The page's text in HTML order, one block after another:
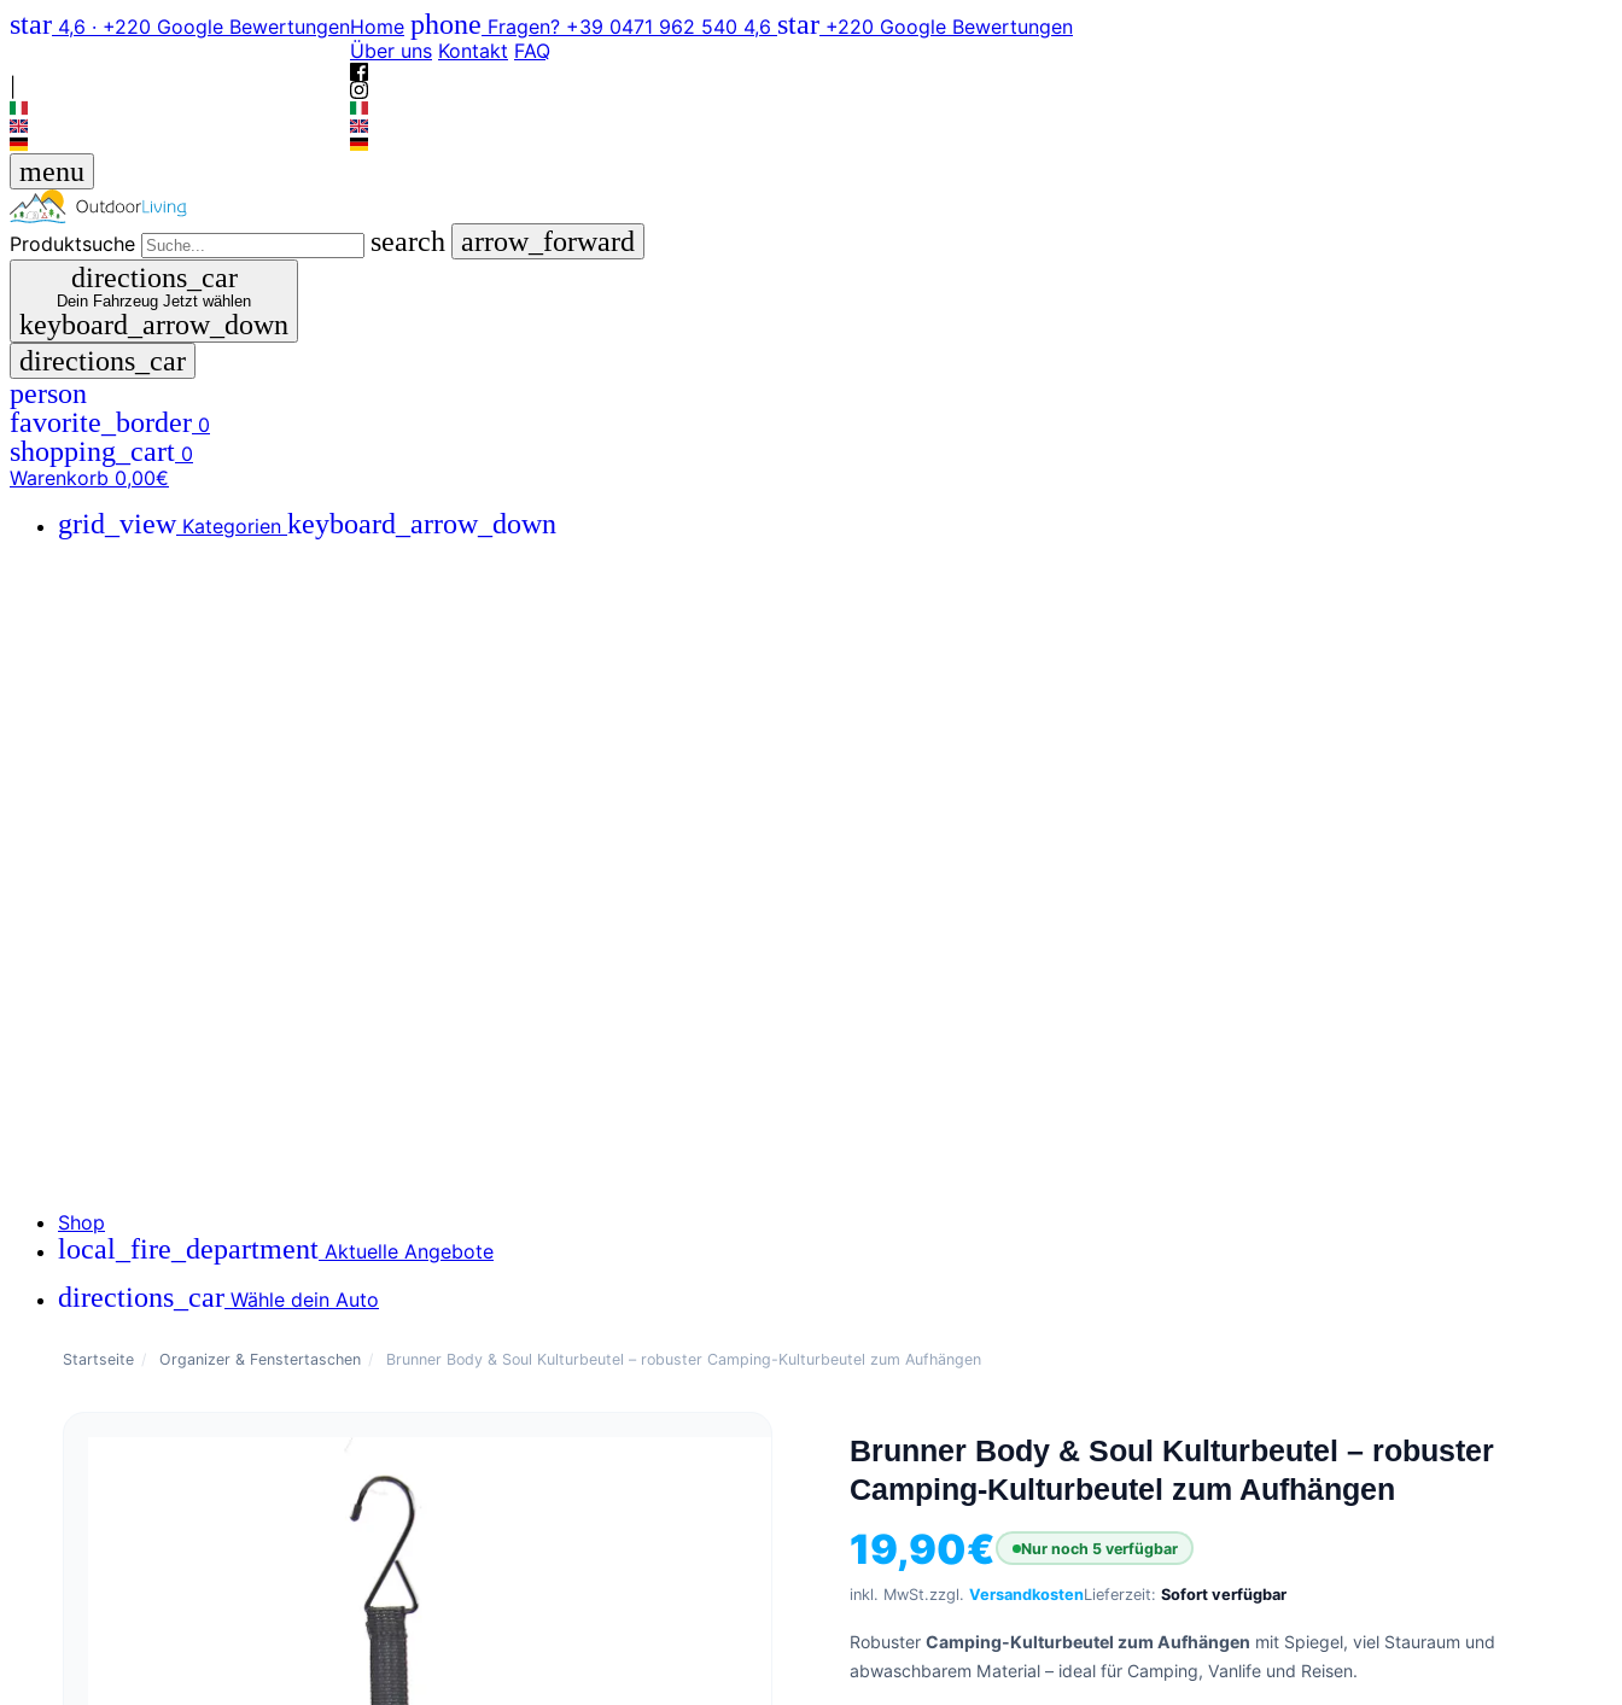
star 4,6 · +220 Google BewertungenHome phone Fragen? +39 0471 962 540 4,6 star +220 Google Bewertungen
Über uns Kontakt FAQ
menu
Produktsuche search arrow_forward
directions_car
Dein Fahrzeug Jetzt wählen
keyboard_arrow_down
directions_car
person
favorite_border 0
shopping_cart 0
Warenkorb 0,00€
grid_viewKategorien keyboard_arrow_down
Shop
local_fire_department Aktuelle Angebote
directions_car Wähle dein Auto
Startseite / Organizer & Fenstertaschen / Brunner Body & Soul Kulturbeutel – robuster Camping-Kulturbeutel zum Aufhängen
Brunner Body & Soul Kulturbeutel – robuster
Camping-Kulturbeutel zum Aufhängen
19,90€ Nur noch 5 verfügbar
inkl. MwSt. zzgl. VersandkostenLieferzeit: Sofort verfügbar
Robuster Camping-Kulturbeutel zum Aufhängen mit Spiegel, viel Stauraum und
abwaschbarem Material – ideal für Camping, Vanlife und Reisen.